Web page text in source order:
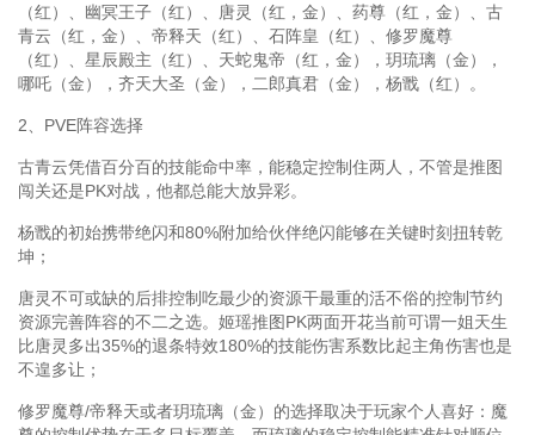
（红）、幽冥王子（红）、唐灵（红，金）、药尊（红，金）、古
青云（红，金）、帝释天（红）、石阵皇（红）、修罗魔尊
（红）、星辰殿主（红）、天蛇鬼帝（红，金），玥琉璃（金），
哪吒（金），齐天大圣（金），二郎真君（金），杨戬（红）。
2、PVE阵容选择
古青云凭借百分百的技能命中率，能稳定控制住两人，不管是推图
闯关还是PK对战，他都总能大放异彩。
杨戬的初始携带绝闪和80%附加给伙伴绝闪能够在关键时刻扭转乾
坤；
唐灵不可或缺的后排控制吃最少的资源干最重的活不俗的控制节约
资源完善阵容的不二之选。姬瑶推图PK两面开花当前可谓一姐天生
比唐灵多出35%的退条特效180%的技能伤害系数比起主角伤害也是
不遑多让；
修罗魔尊/帝释天或者玥琉璃（金）的选择取决于玩家个人喜好：魔